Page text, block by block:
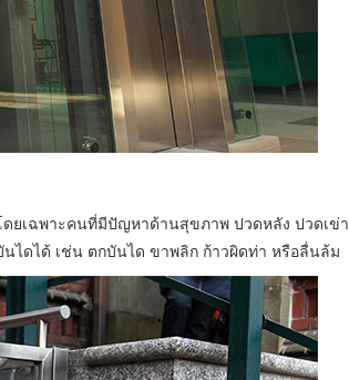
ดยเฉพาะคนที่มีปัญหาด้านสุขภาพ ปวดหลัง ปวดเข่า
ไดได้ เช่น ตกบันได ขาพลิก ก้าวผิดท่า หรือลื่นล้ม